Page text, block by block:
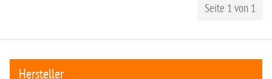
Seite 1 von 1
Hersteller